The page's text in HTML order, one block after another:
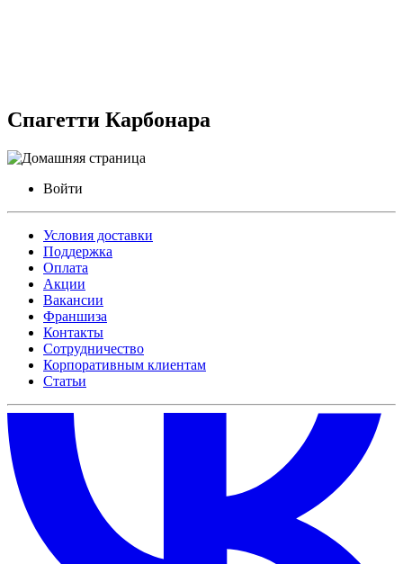
Спагетти Карбонара
Войти
Условия доставки
Поддержка
Оплата
Акции
Вакансии
Франшиза
Контакты
Сотрудничество
Корпоративным клиентам
Статьи